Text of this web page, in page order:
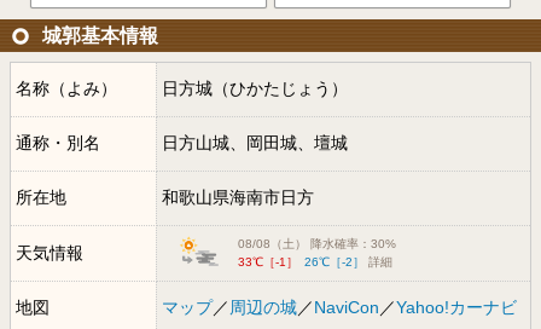
城郭基本情報
名称（よみ） 日方城（ひかたじょう）
通称・別名 日方山城、岡田城、壇城
所在地 和歌山県海南市日方
天気情報
08/08（土） 降水確率：30%
33℃［-1］
26℃［-2］ 詳細
地図 マップ／ 周辺の城／NaviCon ／Yahoo!カーナビ